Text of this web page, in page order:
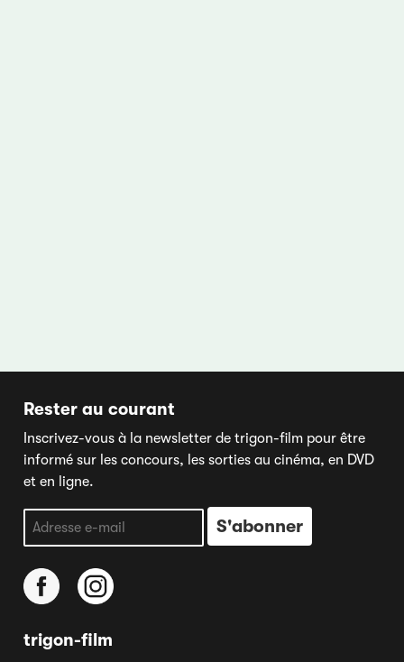
Rester au courant
Inscrivez-vous à la newsletter de trigon-film pour être
informé sur les concours, les sorties au cinéma, en DVD
et en ligne.
trigon-film